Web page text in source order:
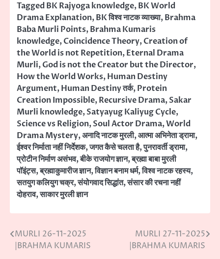
TaggedBK Rajyoga knowledge,BK World
Drama Explanation,BK विश्व नाटक व्याख्या,Brahma
Baba Murli Points,Brahma Kumaris
knowledge,Coincidence Theory,Creation of
the World is not Repetition,Eternal Drama
Murli,God is not the Creator but the Director,
How the World Works,Human Destiny
Argument,Human Destiny तर्क,Protein
Creation Impossible,Recursive Drama,Sakar
Murli knowledge,Satyayug Kaliyug Cycle,
Science vs Religion,Soul Actor Drama,World
Drama Mystery,अनादि नाटक मुरली,आत्मा अभिनेता ड्रामा,
ईश्वर निर्माता नहीं निर्देशक,जगत कैसे चलता है,पुनरावर्ती ड्रामा,
प्रोटीन निर्माण असंभव,बीके राजयोग ज्ञान,ब्रह्मा बाबा मुरली
पॉइंट्स,ब्रह्माकुमारीज ज्ञान,विज्ञान बनाम धर्म,विश्व नाटक रहस्य,
सतयुग कलियुग चक्र,संयोगवाद सिद्धांत,संसार की रचना नहीं
दोहराव,साकार मुरली ज्ञान
Post
navigation
MURLI 26-11-2025
|BRAHMA KUMARIS
MURLI 27-11-2025
|BRAHMA KUMARIS